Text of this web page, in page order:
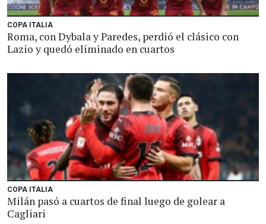
COPA ITALIA
Roma, con Dybala y Paredes, perdió el clásico con
Lazio y quedó eliminado en cuartos
COPA ITALIA
Milán pasó a cuartos de final luego de golear a
Cagliari